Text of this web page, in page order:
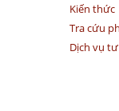
Kiến thức
Tra cứu
Dịch vụ